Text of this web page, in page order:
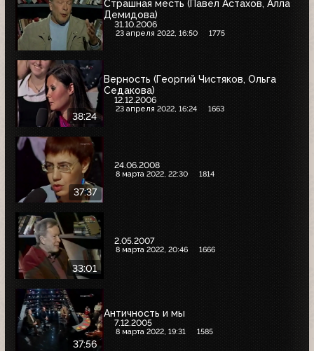
Страшная месть (Павел Астахов, Алла
Демидова)
31.10.2006
23 апреля 2022, 16:50 1775
38:24
Верность (Георгий Чистяков, Ольга
Седакова)
12.12.2006
23 апреля 2022, 16:24 1663
37:37
24.06.2008
8 марта 2022, 22:30 1814
33:01
2.05.2007
8 марта 2022, 20:46 1666
37:56
Античность и мы
7.12.2005
8 марта 2022, 19:31 1585